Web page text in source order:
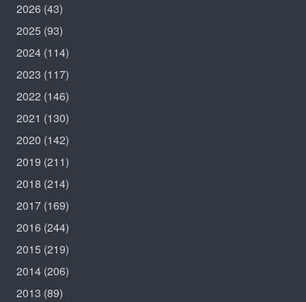
2026 (43)
2025 (93)
2024 (114)
2023 (117)
2022 (146)
2021 (130)
2020 (142)
2019 (211)
2018 (214)
2017 (169)
2016 (244)
2015 (219)
2014 (206)
2013 (89)